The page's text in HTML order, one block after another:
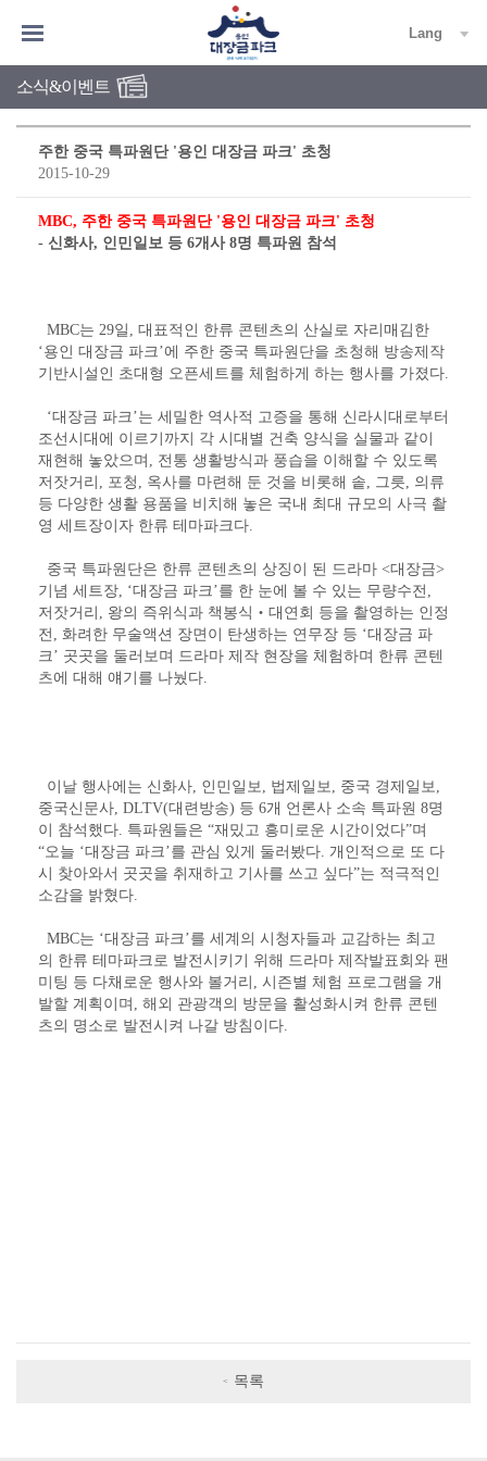
Lang
소식&이벤트
주한 중국 특파원단 '용인 대장금 파크' 초청
2015-10-29
MBC, 주한 중국 특파원단 '용인 대장금 파크' 초청
- 신화사, 인민일보 등 6개사 8명 특파원 참석
MBC는 29일, 대표적인 한류 콘텐츠의 산실로 자리매김한
‘용인 대장금 파크’에 주한 중국 특파원단을 초청해 방송제작
기반시설인 초대형 오픈세트를 체험하게 하는 행사를 가졌다.
‘대장금 파크’는 세밀한 역사적 고증을 통해 신라시대로부터
조선시대에 이르기까지 각 시대별 건축 양식을 실물과 같이
재현해 놓았으며, 전통 생활방식과 풍습을 이해할 수 있도록
저잣거리, 포청, 옥사를 마련해 둔 것을 비롯해 솥, 그릇, 의류
등 다양한 생활 용품을 비치해 놓은 국내 최대 규모의 사극 촬
영 세트장이자 한류 테마파크다.
중국 특파원단은 한류 콘텐츠의 상징이 된 드라마 <대장금>
기념 세트장, ‘대장금 파크’를 한 눈에 볼 수 있는 무량수전,
저잣거리, 왕의 즉위식과 책봉식‧대연회 등을 촬영하는 인정
전, 화려한 무술액션 장면이 탄생하는 연무장 등 ‘대장금 파
크’ 곳곳을 둘러보며 드라마 제작 현장을 체험하며 한류 콘텐
츠에 대해 얘기를 나눴다.
이날 행사에는 신화사, 인민일보, 법제일보, 중국 경제일보,
중국신문사, DLTV(대련방송) 등 6개 언론사 소속 특파원 8명
이 참석했다. 특파원들은 “재밌고 흥미로운 시간이었다”며
“오늘 ‘대장금 파크’를 관심 있게 둘러봤다. 개인적으로 또 다
시 찾아와서 곳곳을 취재하고 기사를 쓰고 싶다”는 적극적인
소감을 밝혔다.
MBC는 ‘대장금 파크’를 세계의 시청자들과 교감하는 최고
의 한류 테마파크로 발전시키기 위해 드라마 제작발표회와 팬
미팅 등 다채로운 행사와 볼거리, 시즌별 체험 프로그램을 개
발할 계획이며, 해외 관광객의 방문을 활성화시켜 한류 콘텐
츠의 명소로 발전시켜 나갈 방침이다.
목록